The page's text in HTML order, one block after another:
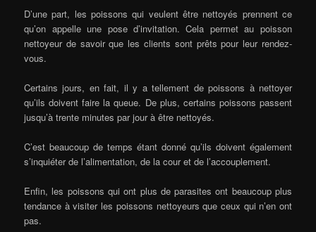
D’une part, les poissons qui veulent être nettoyés prennent ce
qu’on appelle une pose d’invitation. Cela permet au poisson
nettoyeur de savoir que les clients sont prêts pour leur rendez-
vous.
Certains jours, en fait, il y a tellement de poissons à nettoyer
qu’ils doivent faire la queue. De plus, certains poissons passent
jusqu’à trente minutes par jour à être nettoyés.
C’est beaucoup de temps étant donné qu’ils doivent également
s’inquiéter de l’alimentation, de la cour et de l’accouplement.
Enfin, les poissons qui ont plus de parasites ont beaucoup plus
tendance à visiter les poissons nettoyeurs que ceux qui n’en ont
pas.